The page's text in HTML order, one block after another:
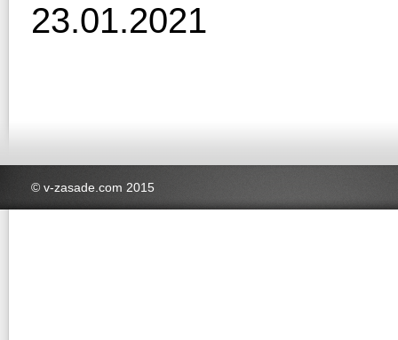
23.01.2021
© v-zasade.com 2015